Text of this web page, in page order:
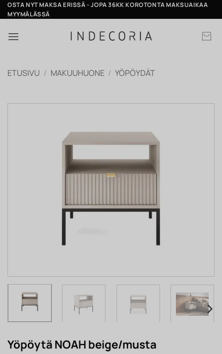
Skip
to
OSTA NYT MAKSA ERISSÄ - JOPA 36KK KOROTONTA MAKSUAIKAA
MYYMÄLÄSSÄ
ETUSIVU / MAKUUHUONE / YÖPÖYDÄT
Yöpöytä NOAH beige/musta